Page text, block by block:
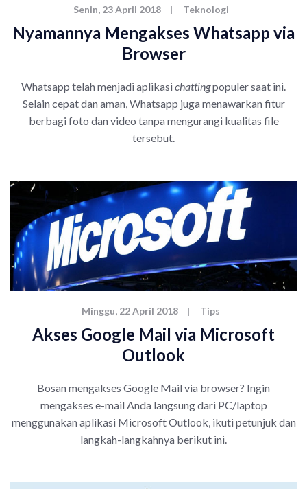
Senin, 23 April 2018 | Teknologi
Nyamannya Mengakses Whatsapp via
Browser
Whatsapp telah menjadi aplikasichattingpopuler saat ini.
Selain cepat dan aman, Whatsapp juga menawarkan fitur
berbagi foto dan video tanpa mengurangi kualitas file
tersebut.
Minggu, 22 April 2018 | Tips
Akses Google Mail via Microsoft
Outlook
Bosan mengakses Google Mail via browser? Ingin
mengakses e-mail Anda langsung dari PC/laptop
menggunakan aplikasi Microsoft Outlook, ikuti petunjuk dan
langkah-langkahnya berikut ini.